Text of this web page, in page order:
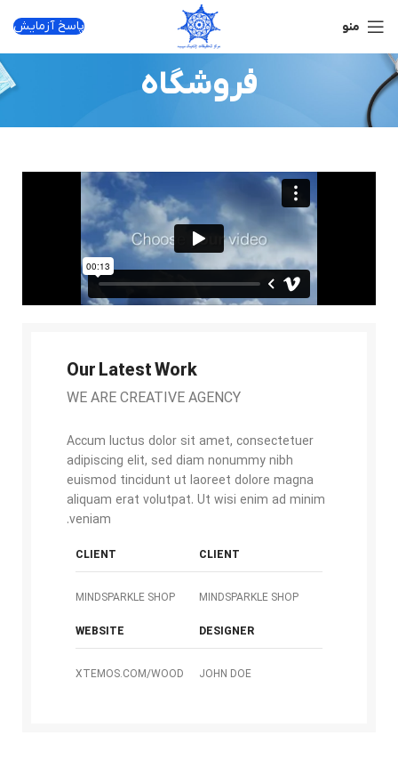
منو پاسخ آزمایش
فروشگاه
Our Latest Work
WE ARE CREATIVE AGENCY
Accum luctus dolor sit amet, consectetuer
adipiscing elit, sed diam nonummy nibh
euismod tincidunt ut laoreet dolore magna
aliquam erat volutpat. Ut wisi enim ad minim
veniam.
CLIENT
MINDSPARKLE SHOP
CLIENT
MINDSPARKLE SHOP
DESIGNER
JOHN DOE
WEBSITE
XTEMOS.COM/WOOD